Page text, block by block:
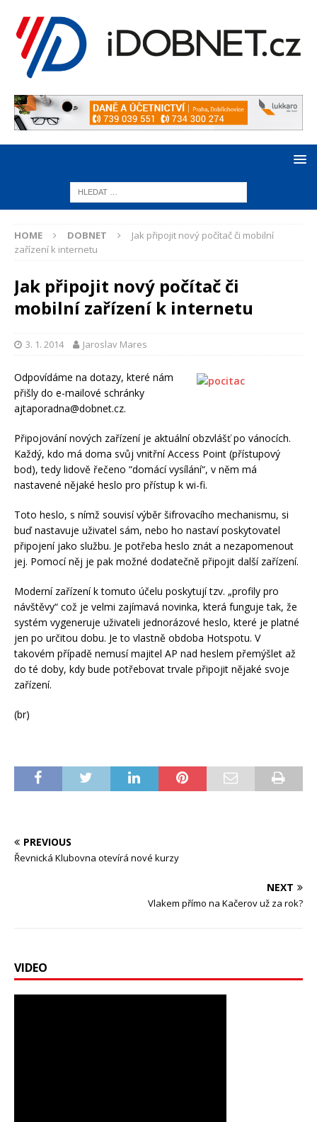
HOME DOBNET
Jak připojit nový počítač či mobilní
zařízení k internetu
Jak připojit nový počítač či
mobilní zařízení k internetu
3. 1. 2014 Jaroslav Mares
Odpovídáme na dotazy, které nám
přišly do e-mailové schránky
ajtaporadna@dobnet.cz.
Připojování nových zařízení je aktuální obzvlášť po vánocích.
Každý, kdo má doma svůj vnitřní Access Point (přístupový
bod), tedy lidově řečeno “domácí vysílání“, v něm má
nastavené nějaké heslo pro přístup k wi-fi.
Toto heslo, s nímž souvisí výběr šifrovacího mechanismu, si
buď nastavuje uživatel sám, nebo ho nastaví poskytovatel
připojení jako službu. Je potřeba heslo znát a nezapomenout
jej. Pomocí něj je pak možné dodatečně připojit další zařízení.
Moderní zařízení k tomuto účelu poskytují tzv. „profily pro
návštěvy“ což je velmi zajímavá novinka, která funguje tak, že
systém vygeneruje uživateli jednorázové heslo, které je platné
jen po určitou dobu. Je to vlastně obdoba Hotspotu. V
takovém případě nemusí majitel AP nad heslem přemýšlet až
do té doby, kdy bude potřebovat trvale připojit nějaké svoje
zařízení.
(br)
PREVIOUS
Řevnická Klubovna otevírá nové kurzy
NEXT
Vlakem přímo na Kačerov už za rok?
VIDEO